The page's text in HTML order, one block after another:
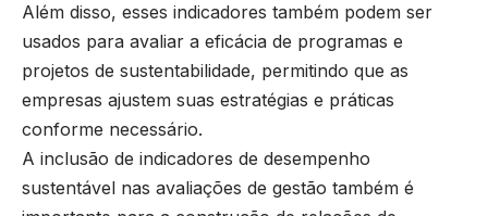
Além disso, esses indicadores também podem ser
usados para avaliar a eficácia de programas e
projetos de sustentabilidade, permitindo que as
empresas ajustem suas estratégias e práticas
conforme necessário.
A inclusão de indicadores de desempenho
sustentável nas avaliações de gestão também é